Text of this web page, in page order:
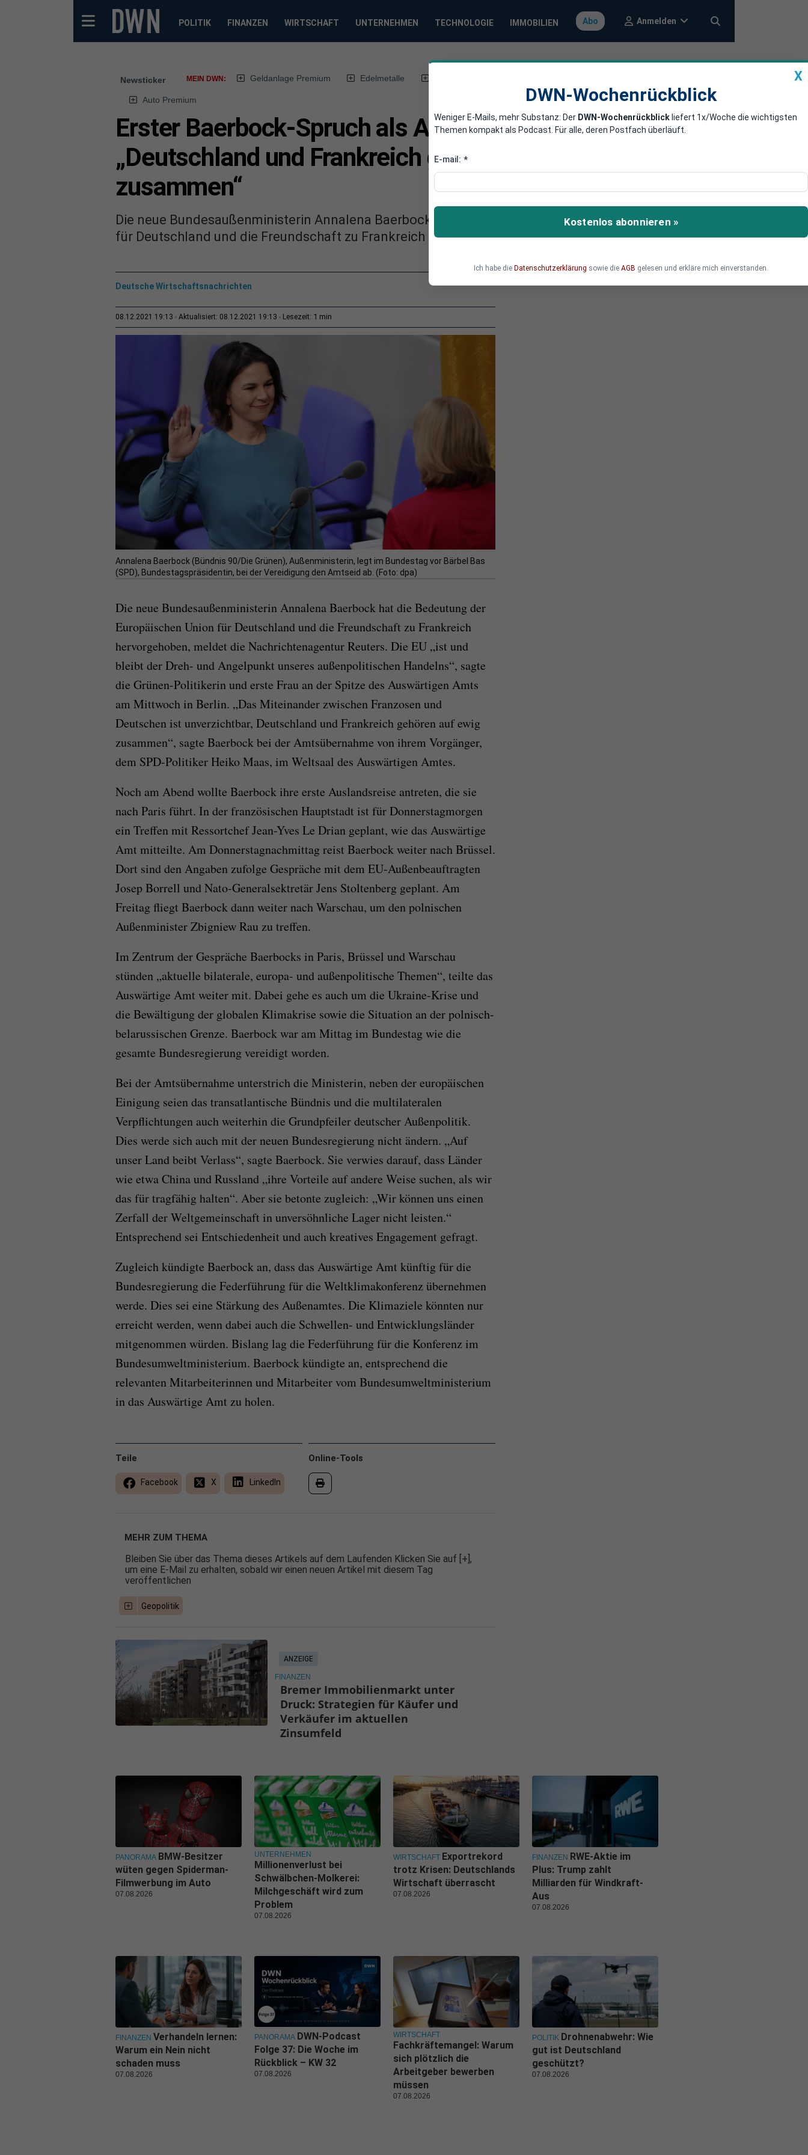
POLITIK FINANZEN WIRTSCHAFT UNTERNEHMEN TECHNOLOGIE IMMOBILIEN Abo Anmelden
Newsticker MEIN DWN: Geldanlage Premium Edelmetalle
Auto Premium
Erster Baerbock-Spruch als Außenministerin:
„Deutschland und Frankreich gehören ewig
zusammen“
Die neue Bundesaußenministerin Annalena Baerbock hat die Bedeutung der Europäischen Union
für Deutschland und die Freundschaft zu Frankreich hervorgehoben.
Deutsche Wirtschaftsnachrichten
08.12.2021 19:13 Aktualisiert: 08.12.2021 19:13 Lesezeit: 1 min
Annalena Baerbock (Bündnis 90/Die Grünen), Außenministerin, legt im Bundestag vor Bärbel Bas
(SPD), Bundestagspräsidentin, bei der Vereidigung den Amtseid ab. (Foto: dpa)
Die neue Bundesaußenministerin Annalena Baerbock hat die Bedeutung der
Europäischen Union für Deutschland und die Freundschaft zu Frankreich
hervorgehoben, meldet die Nachrichtenagentur Reuters. Die EU „ist und
bleibt der Dreh- und Angelpunkt unseres außenpolitischen Handelns“, sagte
die Grünen-Politikerin und erste Frau an der Spitze des Auswärtigen Amts
am Mittwoch in Berlin. „Das Miteinander zwischen Franzosen und
Deutschen ist unverzichtbar, Deutschland und Frankreich gehören auf ewig
zusammen“, sagte Baerbock bei der Amtsübernahme von ihrem Vorgänger,
dem SPD-Politiker Heiko Maas, im Weltsaal des Auswärtigen Amtes.
Noch am Abend wollte Baerbock ihre erste Auslandsreise antreten, die sie
nach Paris führt. In der französischen Hauptstadt ist für Donnerstagmorgen
ein Treffen mit Ressortchef Jean-Yves Le Drian geplant, wie das Auswärtige
Amt mitteilte. Am Donnerstagnachmittag reist Baerbock weiter nach Brüssel.
Dort sind den Angaben zufolge Gespräche mit dem EU-Außenbeauftragten
Josep Borrell und Nato-Generalsektretär Jens Stoltenberg geplant. Am
Freitag fliegt Baerbock dann weiter nach Warschau, um den polnischen
Außenminister Zbigniew Rau zu treffen.
Im Zentrum der Gespräche Baerbocks in Paris, Brüssel und Warschau
stünden „aktuelle bilaterale, europa- und außenpolitische Themen“, teilte das
Auswärtige Amt weiter mit. Dabei gehe es auch um die Ukraine-Krise und
die Bewältigung der globalen Klimakrise sowie die Situation an der polnisch-
belarussischen Grenze. Baerbock war am Mittag im Bundestag wie die
gesamte Bundesregierung vereidigt worden.
Bei der Amtsübernahme unterstrich die Ministerin, neben der europäischen
Einigung seien das transatlantische Bündnis und die multilateralen
Verpflichtungen auch weiterhin die Grundpfeiler deutscher Außenpolitik.
Dies werde sich auch mit der neuen Bundesregierung nicht ändern. „Auf
unser Land beibt Verlass“, sagte Baerbock. Sie verwies darauf, dass Länder
wie etwa China und Russland „ihre Vorteile auf andere Weise suchen, als wir
das für tragfähig halten“. Aber sie betonte zugleich: „Wir können uns einen
Zerfall der Weltgemeinschaft in unversöhnliche Lager nicht leisten.“
Entsprechend sei Entschiedenheit und auch kreatives Engagement gefragt.
Zugleich kündigte Baerbock an, dass das Auswärtige Amt künftig für die
Bundesregierung die Federführung für die Weltklimakonferenz übernehmen
werde. Dies sei eine Stärkung des Außenamtes. Die Klimaziele könnten nur
erreicht werden, wenn dabei auch die Schwellen- und Entwicklungsländer
mitgenommen würden. Bislang lag die Federführung für die Konferenz im
Bundesumweltministerium. Baerbock kündigte an, entsprechend die
relevanten Mitarbeiterinnen und Mitarbeiter vom Bundesumweltministerium
in das Auswärtige Amt zu holen.
Online-Tools
Teile
Facebook X LinkedIn
MEHR ZUM THEMA
Bleiben Sie über das Thema dieses Artikels auf dem Laufenden Klicken Sie auf [+],
um eine E-Mail zu erhalten, sobald wir einen neuen Artikel mit diesem Tag
veröffentlichen
Geopolitik
ANZEIGE
FINANZEN
Bremer Immobilienmarkt unter
Druck: Strategien für Käufer und
Verkäufer im aktuellen
Zinsumfeld
X
DWN-Wochenrückblick
Weniger E-Mails, mehr Substanz: Der DWN-Wochenrückblick liefert 1x/Woche die wichtigsten
Themen kompakt als Podcast. Für alle, deren Postfach überläuft.
E-mail: *
Kostenlos abonnieren »
Ich habe die Datenschutzerklärung sowie die AGB gelesen und erkläre mich einverstanden.
PANORAMA BMW-Besitzer
wüten gegen Spiderman-
Filmwerbung im Auto
07.08.2026
UNTERNEHMEN
Millionenverlust bei
Schwälbchen-Molkerei:
Milchgeschäft wird zum
Problem
07.08.2026
WIRTSCHAFT Exportrekord
trotz Krisen: Deutschlands
Wirtschaft überrascht
07.08.2026
FINANZEN RWE-Aktie im
Plus: Trump zahlt
Milliarden für Windkraft-
Aus
07.08.2026
FINANZEN Verhandeln lernen:
Warum ein Nein nicht
schaden muss
07.08.2026
PANORAMA DWN-Podcast
Folge 37: Die Woche im
Rückblick – KW 32
07.08.2026
WIRTSCHAFT
Fachkräftemangel: Warum
sich plötzlich die
Arbeitgeber bewerben
müssen
07.08.2026
POLITIK Drohnenabwehr: Wie
gut ist Deutschland
geschützt?
07.08.2026